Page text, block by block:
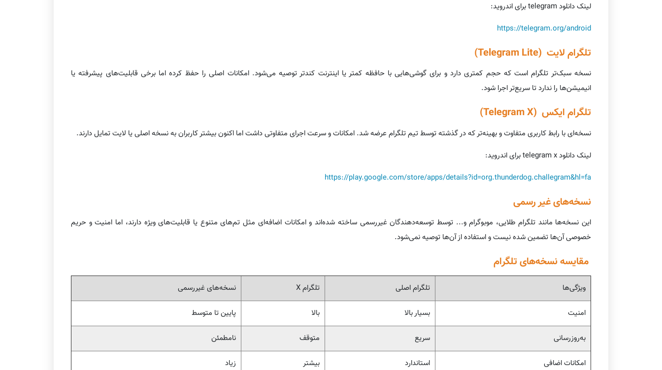
لینک دانلود telegram برای اندروید:
https://telegram.org/android
تلگرام لایت (Telegram Lite)
نسخه سبک‌تر تلگرام است که حجم کمتری دارد و برای گوشی‌هایی با حافظه کمتر یا اینترنت کندتر توصیه می‌شود. امکانات اصلی را حفظ کرده اما برخی قابلیت‌های پیشرفته یا
انیمیشن‌ها را ندارد تا سریع‌تر اجرا شود.
تلگرام ایکس (Telegram X)
نسخه‌ای با رابط کاربری متفاوت و بهینه‌تر که در گذشته توسط تیم تلگرام عرضه شد. امکانات و سرعت اجرای متفاوتی داشت اما اکنون بیشتر کاربران به نسخه اصلی یا لایت تمایل دارند.
لینک دانلود telegram x برای اندروید:
https://play.google.com/store/apps/details?id=org.thunderdog.challegram&hl=fa
نسخه‌های غیر رسمی
این نسخه‌ها مانند تلگرام طلایی، موبوگرام و... توسط توسعه‌دهندگان غیررسمی ساخته شده‌اند و امکانات اضافه‌ای مثل تم‌های متنوع یا قابلیت‌های ویژه دارند، اما امنیت و حریم
خصوصی آن‌ها تضمین شده نیست و استفاده از آن‌ها توصیه نمی‌شود.
مقایسه نسخه‌های تلگرام
ویژگی‌ها تلگرام اصلی تلگرام X نسخه‌های غیررسمی
امنیت بسیار بالا بالا پایین تا متوسط
به‌روزرسانی سریع متوقف نامطمئن
امکانات اضافی استاندارد بیشتر زیاد